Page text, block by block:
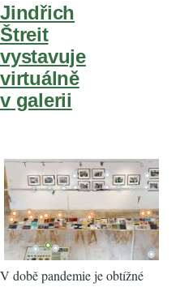
Jindřich
Štreit
vystavuje
virtuálně
v galerii
V době pandemie je obtížné